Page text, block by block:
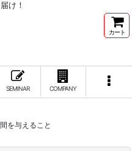
け！
カート
SEMINAR COMPANY
を与えること